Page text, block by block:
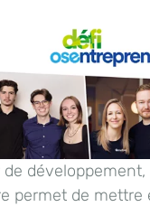
développement,
permet de mettre